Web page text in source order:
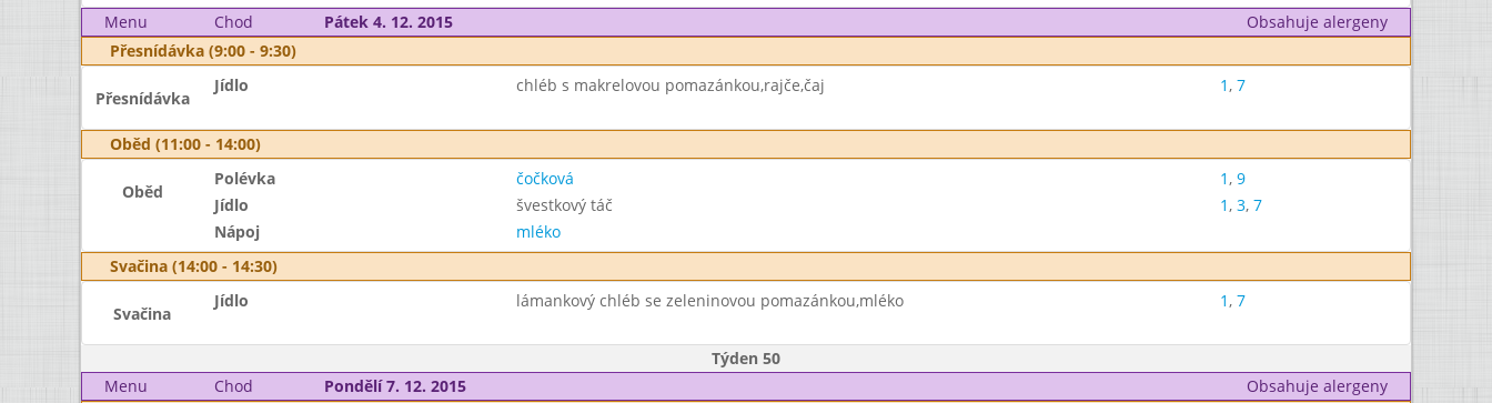
Menu Chod Pátek 4. 12. 2015
Obsahuje alergeny
Přesnídávka (9:00 - 9:30)
Přesnídávka
Jídlo chléb s makrelovou pomazánkou,rajče,čaj 1, 7
Oběd (11:00 - 14:00)
Oběd
Polévka čočková 1, 9
Jídlo
švestkový táč 1, 3, 7
Nápoj
mléko
Svačina (14:00 - 14:30)
Svačina
Jídlo lámankový chléb se zeleninovou pomazánkou,mléko 1, 7
Týden 50
Menu
Chod Pondělí 7. 12. 2015
Obsahuje alergeny